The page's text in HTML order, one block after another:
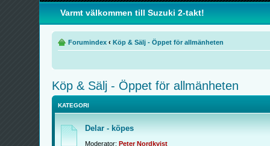
Varmt välkommen till Suzuki 2-takt!
Forumindex ‹ Köp & Sälj - Öppet för allmänheten
Köp & Sälj - Öppet för allmänheten
KATEGORI
Delar - köpes
Moderator: Peter Nordkvist